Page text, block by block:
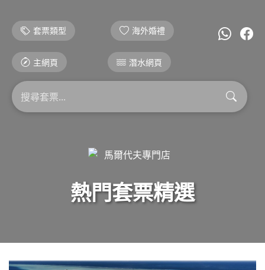
套票類型 海外婚禮
主網頁 潛水網頁
熱門套票精選